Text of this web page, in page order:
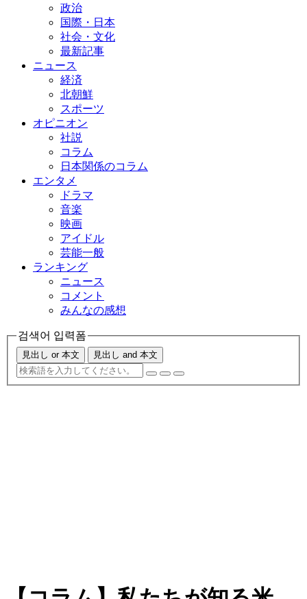
政治
国際・日本
社会・文化
最新記事
ニュース
経済
北朝鮮
スポーツ
オピニオン
社説
コラム
日本関係のコラム
エンタメ
ドラマ
音楽
映画
アイドル
芸能一般
ランキング
ニュース
コメント
みんなの感想
검색어 입력폼
見出し or 本文 見出し and 本文